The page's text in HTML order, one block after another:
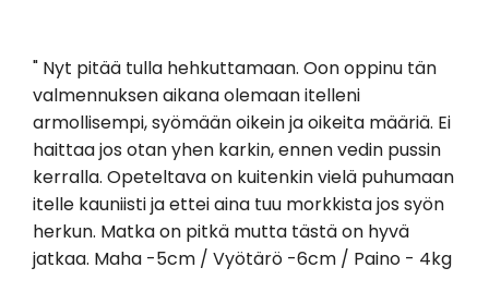
" Nyt pitää tulla hehkuttamaan. Oon oppinu tän
valmennuksen aikana olemaan itelleni
armollisempi, syömään oikein ja oikeita määriä. Ei
haittaa jos otan yhen karkin, ennen vedin pussin
kerralla. Opeteltava on kuitenkin vielä puhumaan
itelle kauniisti ja ettei aina tuu morkkista jos syön
herkun. Matka on pitkä mutta tästä on hyvä
jatkaa. Maha -5cm / Vyötärö -6cm / Paino - 4kg